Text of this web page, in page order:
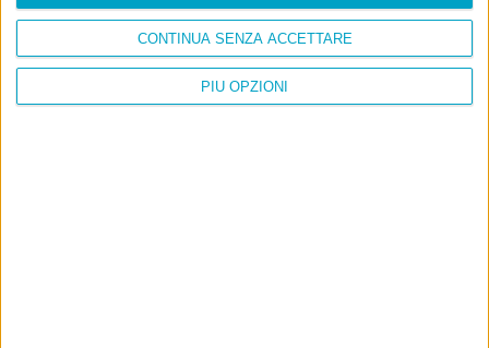
PIÙ OPZIONI
CONTINUA SENZA ACCETTARE